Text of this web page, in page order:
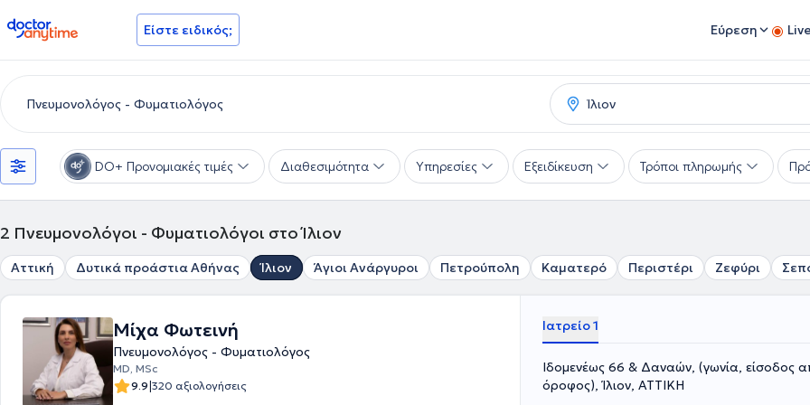
doctoranytime Είστε ειδικός; Εύρεση
DO+ Προνομιακές τιμές Διαθεσιμότητα Υπηρεσίες Εξειδίκευση Τρόποι πληρωμής
2 Πνευμονολόγοι - Φυματιολόγοι στο Ίλιον
Αττική Δυτικά προάστια Αθήνας Ίλιον Άγιοι Ανάργυροι Πετρούπολη Καματερό Περιστέρι Ζεφύρι
Μίχα Φωτεινή
Πνευμονολόγος - Φυματιολόγος
MD, MSc
9.9|320 αξιολογήσεις
Ιατρείο 1
Ιδομενέως 66 & Δαναών, (γωνία, είσοδος
όροφος), Ίλιον, ΑΤΤΙΚΗ